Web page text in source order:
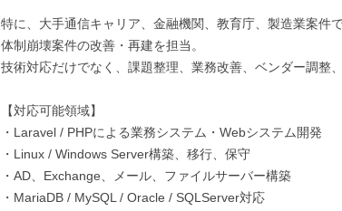
特に、大手通信キャリア、金融機関、教育庁、製造業案件
体制崩壊案件の改善・再建を担当。
技術対応だけでなく、課題整理、業務改善、ベンダー調整
【対応可能領域】
・Laravel / PHPによる業務システム・Webシステム開発
・Linux / Windows Server構築、移行、保守
・AD、Exchange、メール、ファイルサーバー構築
・MariaDB / MySQL / Oracle / SQLServer対応